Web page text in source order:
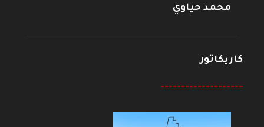
محمد حياوي
كاريكاتور
--------------------